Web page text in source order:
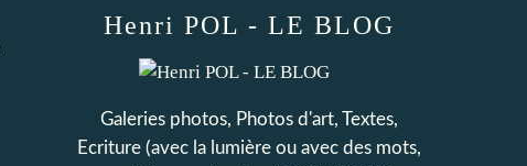
Henri POL - LE BLOG
Galeries photos, Photos d'art, Textes,
Ecriture (avec la lumière ou avec des mots,